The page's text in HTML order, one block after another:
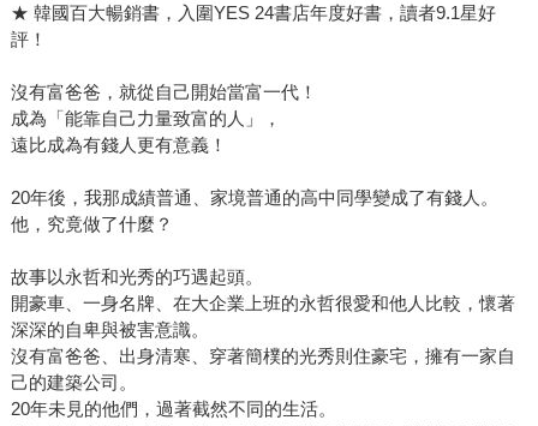
★ 韓國百大暢銷書，入圍YES 24書店年度好書，讀者9.1星好
評！
沒有富爸爸，就從自己開始當富一代！
成為「能靠自己力量致富的人」，
遠比成為有錢人更有意義！
20年後，我那成績普通、家境普通的高中同學變成了有錢人。
他，究竟做了什麼？
故事以永哲和光秀的巧遇起頭。
開豪車、一身名牌、在大企業上班的永哲很愛和他人比較，懷著
深深的自卑與被害意識。
沒有富爸爸、出身清寒、穿著簡樸的光秀則住豪宅，擁有一家自
己的建築公司。
20年未見的他們，過著截然不同的生活。